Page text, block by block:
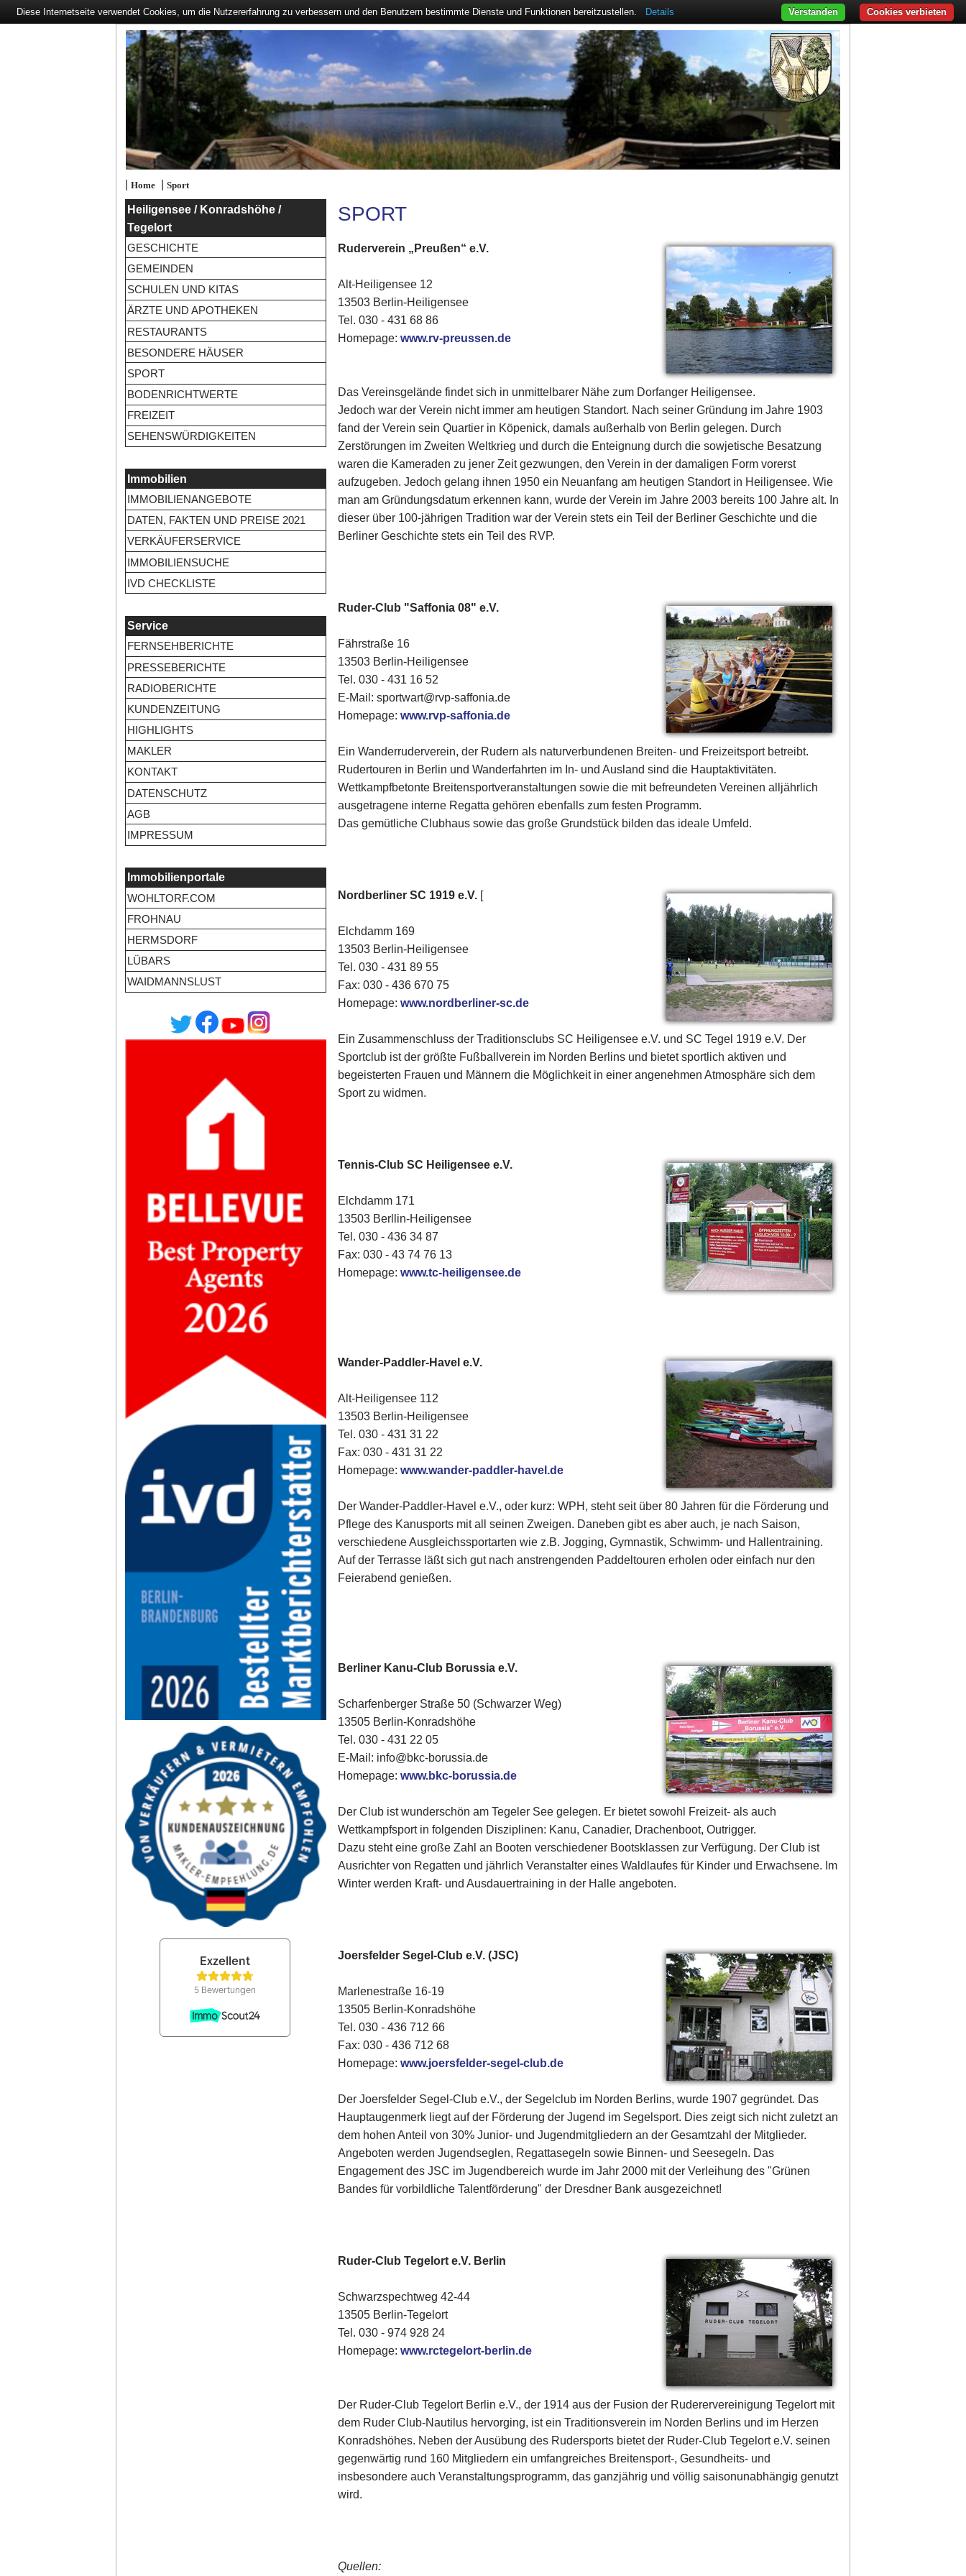
| Home| Sport
Heiligensee / Konradshöhe /
Tegelort
GESCHICHTE
GEMEINDEN
SCHULEN UND KITAS
ÄRZTE UND APOTHEKEN
RESTAURANTS
BESONDERE HÄUSER
SPORT
BODENRICHTWERTE
FREIZEIT
SEHENSWÜRDIGKEITEN
Immobilien
IMMOBILIENANGEBOTE
DATEN, FAKTEN UND PREISE 2021
VERKÄUFERSERVICE
IMMOBILIENSUCHE
IVD CHECKLISTE
Service
FERNSEHBERICHTE
PRESSEBERICHTE
RADIOBERICHTE
KUNDENZEITUNG
HIGHLIGHTS
MAKLER
KONTAKT
DATENSCHUTZ
AGB
IMPRESSUM
Immobilienportale
WOHLTORF.COM
FROHNAU
HERMSDORF
LÜBARS
WAIDMANNSLUST
SPORT
Ruderverein „Preußen“ e.V.
Alt-Heiligensee 12
13503 Berlin-Heiligensee
Tel. 030 - 431 68 86
Homepage:www.rv-preussen.de
Das Vereinsgelände findet sich in unmittelbarer Nähe zum Dorfanger Heiligensee.
Jedoch war der Verein nicht immer am heutigen Standort. Nach seiner Gründung im Jahre 1903
fand der Verein sein Quartier in Köpenick, damals außerhalb von Berlin gelegen. Durch
Zerstörungen im Zweiten Weltkrieg und durch die Enteignung durch die sowjetische Besatzung
waren die Kameraden zu jener Zeit gezwungen, den Verein in der damaligen Form vorerst
aufzugeben. Jedoch gelang ihnen 1950 ein Neuanfang am heutigen Standort in Heiligensee. Wie
man am Gründungsdatum erkennen kann, wurde der Verein im Jahre 2003 bereits 100 Jahre alt. In
dieser über 100-jährigen Tradition war der Verein stets ein Teil der Berliner Geschichte und die
Berliner Geschichte stets ein Teil des RVP.
Ruder-Club "Saffonia 08" e.V.
Fährstraße 16
13503 Berlin-Heiligensee
Tel. 030 - 431 16 52
E-Mail: sportwart@rvp-saffonia.de
Homepage:www.rvp-saffonia.de
Ein Wanderruderverein, der Rudern als naturverbundenen Breiten- und Freizeitsport betreibt.
Rudertouren in Berlin und Wanderfahrten im In- und Ausland sind die Hauptaktivitäten.
Wettkampfbetonte Breitensportveranstaltungen sowie die mit befreundeten Vereinen alljährlich
ausgetragene interne Regatta gehören ebenfalls zum festen Programm.
Das gemütliche Clubhaus sowie das große Grundstück bilden das ideale Umfeld.
Nordberliner SC 1919 e.V. [
Elchdamm 169
13503 Berlin-Heiligensee
Tel. 030 - 431 89 55
Fax: 030 - 436 670 75
Homepage:www.nordberliner-sc.de
Ein Zusammenschluss der Traditionsclubs SC Heiligensee e.V. und SC Tegel 1919 e.V. Der
Sportclub ist der größte Fußballverein im Norden Berlins und bietet sportlich aktiven und
begeisterten Frauen und Männern die Möglichkeit in einer angenehmen Atmosphäre sich dem
Sport zu widmen.
Tennis-Club SC Heiligensee e.V.
Elchdamm 171
13503 Berllin-Heiligensee
Tel. 030 - 436 34 87
​Fax: 030 - 43 74 76 13
Homepage:www.tc-heiligensee.de
Wander-Paddler-Havel e.V.
Alt-Heiligensee 112
13503 Berlin-Heiligensee
Tel. 030 - 431 31 22
Fax: 030 - 431 31 22
Homepage:www.wander-paddler-havel.de
Der Wander-Paddler-Havel e.V., oder kurz: WPH, steht seit über 80 Jahren für die Förderung und
Pflege des Kanusports mit all seinen Zweigen. Daneben gibt es aber auch, je nach Saison,
verschiedene Ausgleichssportarten wie z.B. Jogging, Gymnastik, Schwimm- und Hallentraining.
Auf der Terrasse läßt sich gut nach anstrengenden Paddeltouren erholen oder einfach nur den
Feierabend genießen.
Berliner Kanu-Club Borussia e.V.
Scharfenberger Straße 50 (Schwarzer Weg)
13505 Berlin-Konradshöhe
Tel. 030 - 431 22 05
E-Mail: info@bkc-borussia.de
Homepage:www.bkc-borussia.de
Der Club ist wunderschön am Tegeler See gelegen. Er bietet sowohl Freizeit- als auch
Wettkampfsport in folgenden Disziplinen: Kanu, Canadier, Drachenboot, Outrigger.
Dazu steht eine große Zahl an Booten verschiedener Bootsklassen zur Verfügung. Der Club ist
Ausrichter von Regatten und jährlich Veranstalter eines Waldlaufes für Kinder und Erwachsene. Im
Winter werden Kraft- und Ausdauertraining in der Halle angeboten.
Joersfelder Segel-Club e.V. (JSC)
Marlenestraße 16-19
13505 Berlin-Konradshöhe
Tel. 030 - 436 712 66
Fax: 030 - 436 712 68
Homepage:www.joersfelder-segel-club.de
Der Joersfelder Segel-Club e.V., der Segelclub im Norden Berlins, wurde 1907 gegründet. Das
Hauptaugenmerk liegt auf der Förderung der Jugend im Segelsport. Dies zeigt sich nicht zuletzt an
dem hohen Anteil von 30% Junior- und Jugendmitgliedern an der Gesamtzahl der Mitglieder.
Angeboten werden Jugendseglen, Regattasegeln sowie Binnen- und Seesegeln. Das
Engagement des JSC im Jugendbereich wurde im Jahr 2000 mit der Verleihung des "Grünen
Bandes für vorbildliche Talentförderung" der Dresdner Bank ausgezeichnet!
Ruder-Club Tegelort e.V. Berlin
Schwarzspechtweg 42-44
13505 Berlin-Tegelort
Tel. 030 - 974 928 24
Homepage:www.rctegelort-berlin.de
Der Ruder-Club Tegelort Berlin e.V., der 1914 aus der Fusion der Ruderervereinigung Tegelort mit
dem Ruder Club-Nautilus hervorging, ist ein Traditionsverein im Norden Berlins und im Herzen
Konradshöhes. Neben der Ausübung des Rudersports bietet der Ruder-Club Tegelort e.V. seinen
gegenwärtig rund 160 Mitgliedern ein umfangreiches Breitensport-, Gesundheits- und
insbesondere auch Veranstaltungsprogramm, das ganzjährig und völlig saisonunabhängig genutzt
wird.
Quellen:
Diese Internetseite verwendet Cookies, um die Nutzererfahrung zu verbessern und den Benutzern bestimmte Dienste und Funktionen bereitzustellen. Details Cookies verbieten
Verstanden